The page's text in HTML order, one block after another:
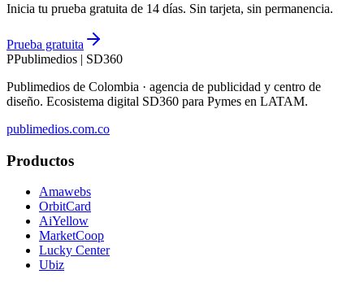
Inicia tu prueba gratuita de 14 días. Sin tarjeta, sin permanencia.
Prueba gratuita
PPublimedios | SD360
Publimedios de Colombia · agencia de publicidad y centro de
diseño. Ecosistema digital SD360 para Pymes en LATAM.
publimedios.com.co
Productos
Amawebs
OrbitCard
AiYellow
MarketCoop
Lucky Center
Ubiz